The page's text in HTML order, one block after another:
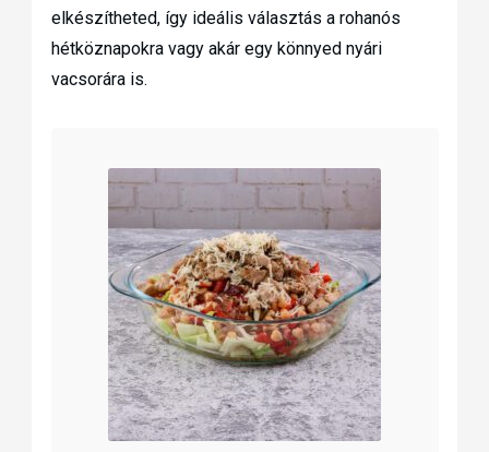
elkészítheted, így ideális választás a rohanós
hétköznapokra vagy akár egy könnyed nyári
vacsorára is.